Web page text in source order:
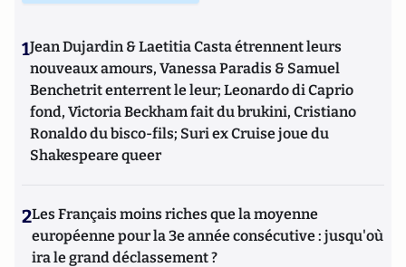
1Jean Dujardin & Laetitia Casta étrennent leurs
nouveaux amours, Vanessa Paradis & Samuel
Benchetrit enterrent le leur; Leonardo di Caprio
fond, Victoria Beckham fait du brukini, Cristiano
Ronaldo du bisco-fils; Suri ex Cruise joue du
Shakespeare queer
2Les Français moins riches que la moyenne
européenne pour la 3e année consécutive : jusqu'où
ira le grand déclassement ?